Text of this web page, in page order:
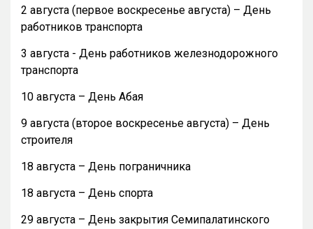
2 августа (первое воскресенье августа) – День
работников транспорта
3 августа - День работников железнодорожного
транспорта
10 августа – День Абая
9 августа (второе воскресенье августа) – День
строителя
18 августа – День пограничника
18 августа – День спорта
29 августа – День закрытия Семипалатинского